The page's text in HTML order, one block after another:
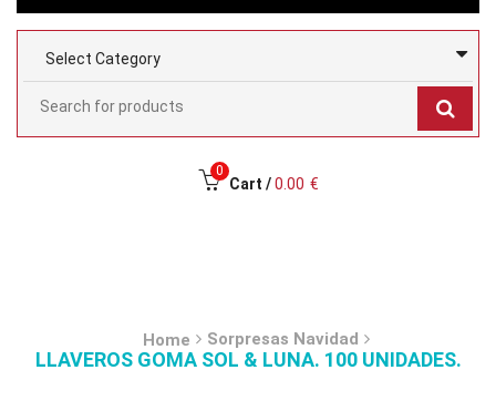
0
Cart / 0.00 €
Home Sorpresas Navidad
LLAVEROS GOMA SOL & LUNA. 100 UNIDADES.